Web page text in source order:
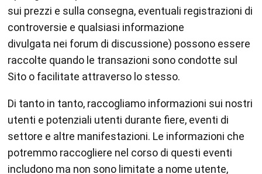
sui prezzi e sulla consegna, eventuali registrazioni di
controversie e qualsiasi informazione
divulgata nei forum di discussione) possono essere
raccolte quando le transazioni sono condotte sul
Sito o facilitate attraverso lo stesso.
Di tanto in tanto, raccogliamo informazioni sui nostri
utenti e potenziali utenti durante fiere, eventi di
settore e altre manifestazioni. Le informazioni che
potremmo raccogliere nel corso di questi eventi
includono ma non sono limitate a nome utente,